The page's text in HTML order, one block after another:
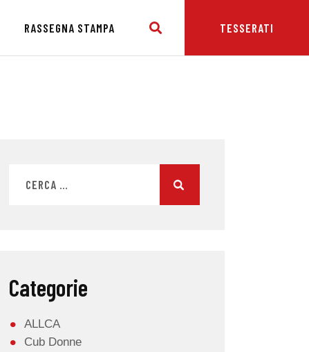
RASSEGNA STAMPA TESSERATI
Categorie
ALLCA
Cub Donne